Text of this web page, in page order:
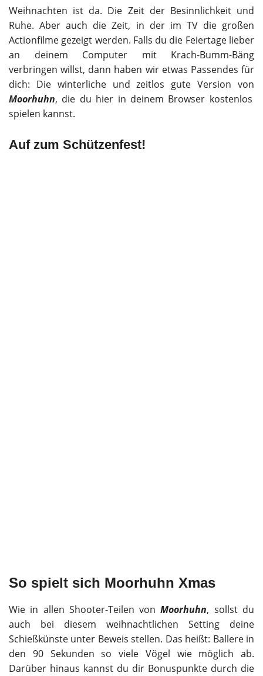
Weihnachten ist da. Die Zeit der Besinnlichkeit und
Ruhe. Aber auch die Zeit, in der im TV die großen
Actionfilme gezeigt werden. Falls du die Feiertage lieber
an deinem Computer mit Krach-Bumm-Bäng
verbringen willst, dann haben wir etwas Passendes für
dich: Die winterliche und zeitlos gute Version von
Moorhuhn, die du hier in deinem Browser kostenlos
spielen kannst.
Auf zum Schützenfest!
So spielt sich Moorhuhn Xmas
Wie in allen Shooter-Teilen vonMoorhuhn, sollst du
auch bei diesem weihnachtlichen Setting deine
Schießkünste unter Beweis stellen. Das heißt: Ballere in
den 90 Sekunden so viele Vögel wie möglich ab.
Darüber hinaus kannst du dir Bonuspunkte durch die